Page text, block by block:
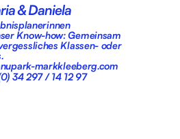
& Daniela
Know-how: Gemeinsam
Klassen- oder
markkleeberg.com
34 297 / 14 12 97